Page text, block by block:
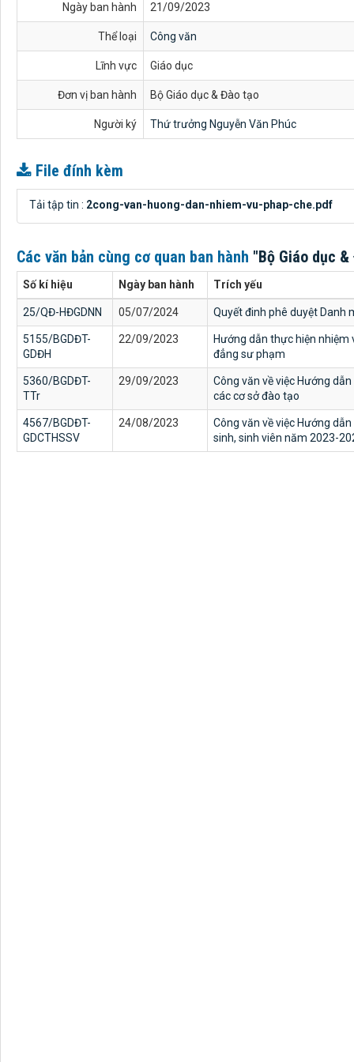
Ngày ban hành 21/09/2023
Thể loại Công văn
Lĩnh vực Giáo dục
Đơn vị ban hành Bộ Giáo dục & Đào tạo
Người ký Thứ trưởng Nguyễn Văn Phúc
File đính kèm
Tải tập tin : 2cong-van-huong-dan-nhiem-vu-phap-che.pdf
Các văn bản cùng cơ quan ban hành "Bộ Giáo dục
Số kí hiệu Ngày ban hành Trích yếu
25/QĐ-HĐGDNN 05/07/2024 Quyết đinh phê duyệt Danh
5155/BGDĐT-
GDĐH
22/09/2023
Hướng dẫn thực hiện nhiệm
đẳng sư phạm
5360/BGDĐT-
TTr
29/09/2023
Công văn về việc Hướng
các cơ sở đào tạo
4567/BGDĐT-
GDCTHSSV
24/08/2023
Công văn về việc Hướng
sinh, sinh viên năm 2023-